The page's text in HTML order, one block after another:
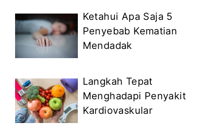
Ketahui Apa Saja 5
Penyebab Kematian
Mendadak
Langkah Tepat
Menghadapi Penyakit
Kardiovaskular